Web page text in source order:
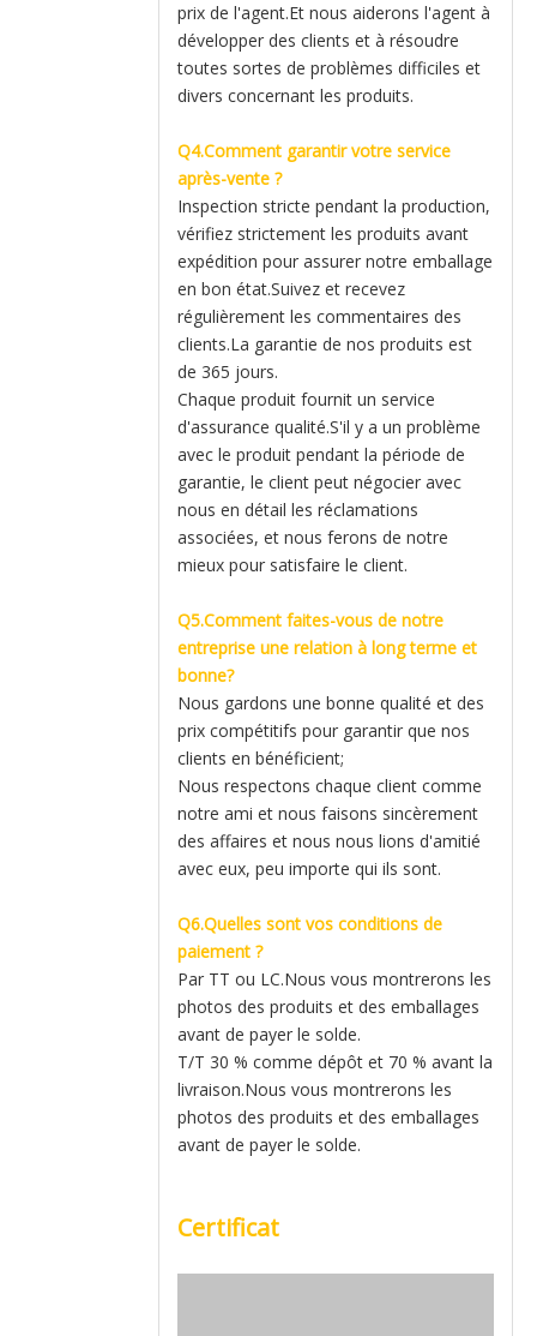
prix de l'agent.Et nous aiderons l'agent à
développer des clients et à résoudre
toutes sortes de problèmes difficiles et
divers concernant les produits.
Q4.Comment garantir votre service
après-vente ?
Inspection stricte pendant la production,
vérifiez strictement les produits avant
expédition pour assurer notre emballage
en bon état.Suivez et recevez
régulièrement les commentaires des
clients.La garantie de nos produits est
de 365 jours.
Chaque produit fournit un service
d'assurance qualité.S'il y a un problème
avec le produit pendant la période de
garantie, le client peut négocier avec
nous en détail les réclamations
associées, et nous ferons de notre
mieux pour satisfaire le client.
Q5.Comment faites-vous de notre
entreprise une relation à long terme et
bonne?
Nous gardons une bonne qualité et des
prix compétitifs pour garantir que nos
clients en bénéficient;
Nous respectons chaque client comme
notre ami et nous faisons sincèrement
des affaires et nous nous lions d'amitié
avec eux, peu importe qui ils sont.
Q6.Quelles sont vos conditions de
paiement ?
Par TT ou LC.Nous vous montrerons les
photos des produits et des emballages
avant de payer le solde.
T/T 30 % comme dépôt et 70 % avant la
livraison.Nous vous montrerons les
photos des produits et des emballages
avant de payer le solde.
Certificat